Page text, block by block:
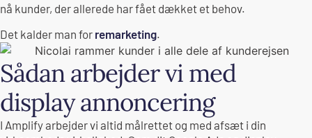
nå kunder, der allerede har fået dækket et behov.
Det kalder man for remarketing.
Sådan arbejder vi med
display annoncering
I Amplify arbejder vi altid målrettet og med afsæt i din